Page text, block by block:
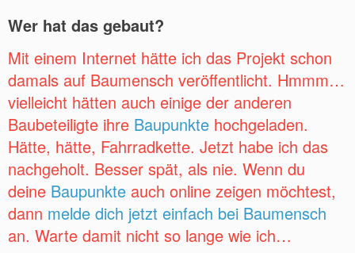
Wer hat das gebaut?
Mit einem Internet hätte ich das Projekt schon
damals auf Baumensch veröffentlicht. Hmmm…
vielleicht hätten auch einige der anderen
Baubeteiligte ihre Baupunkte hochgeladen.
Hätte, hätte, Fahrradkette. Jetzt habe ich das
nachgeholt. Besser spät, als nie. Wenn du
deine Baupunkte auch online zeigen möchtest,
dann melde dich jetzt einfach bei Baumensch
an. Warte damit nicht so lange wie ich…